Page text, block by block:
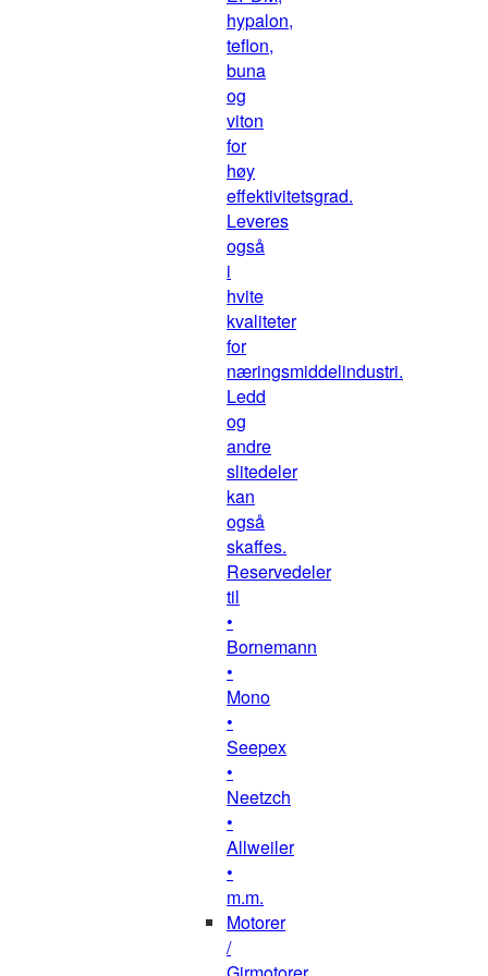
hypalon,
teflon,
buna
og
viton
for
høy
effektivitetsgrad.
Leveres
også
i
hvite
kvaliteter
for
næringsmiddelindustri.
Ledd
og
andre
slitedeler
kan
også
skaffes.
Reservedeler
til
•
Bornemann
•
Mono
•
Seepex
•
Neetzch
•
Allweiler
•
m.m.
Motorer
/